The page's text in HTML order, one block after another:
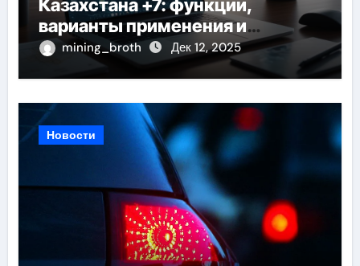
Казахстана +7: функции,
варианты применения и
технические требования
mining_broth Дек 12, 2025
Новости